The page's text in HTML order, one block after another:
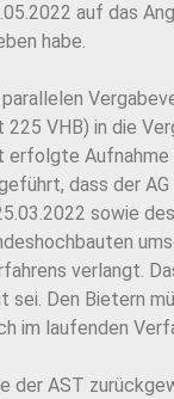
auf das
habe.
VHB) in die
erfolgte
dass der
sowie
verlangt.
Den Bietern
im laufenden
der AST